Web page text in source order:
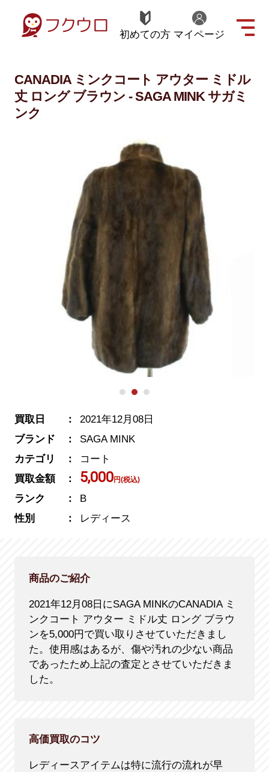
初めての方 マイページ
CANADIA ミンクコート アウター ミドル
丈 ロング ブラウン - SAGA MINK サガミ
ンク
買取日
2021年12月08日
ブランド
SAGA MINK
カテゴリ
コート
買取金額
5,000円(税込)
ランク
B
性別
レディース
商品のご紹介
2021年12月08日にSAGA MINKのCANADIA ミ
ンクコート アウター ミドル丈 ロング ブラウ
ンを5,000円で買い取りさせていただきまし
た。使用感はあるが、傷や汚れの少ない商品
であったため上記の査定とさせていただきま
した。
高価買取のコツ
レディースアイテムは特に流行の流れが早